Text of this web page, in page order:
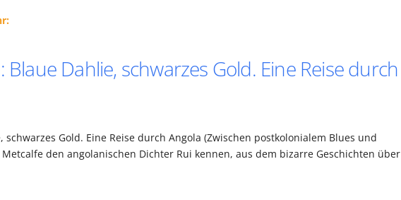
Dahlie, schwarzes Gold. Eine Reise durch
Gold. Eine Reise durch Angola (Zwischen postkolonialem Blues und
den angolanischen Dichter Rui kennen, aus dem bizarre Geschichten über